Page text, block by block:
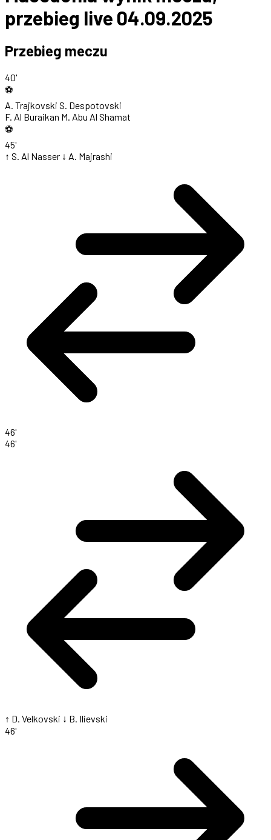
przebieg live 04.09.2025
Przebieg meczu
40'
⚽
A. Trajkovski S. Despotovski
F. Al Buraikan M. Abu Al Shamat
⚽
45'
↑ S. Al Nasser ↓ A. Majrashi
46'
46'
↑ D. Velkovski ↓ B. Ilievski
46'